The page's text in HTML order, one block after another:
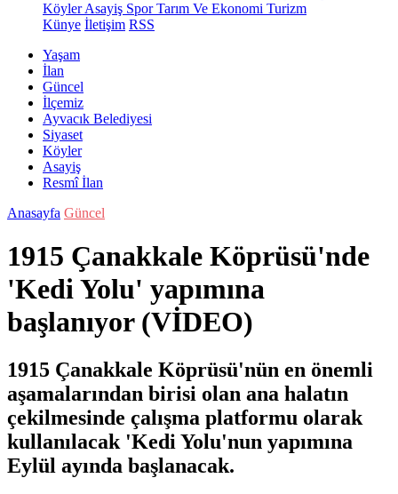
KöylerAsayiş SporTarım Ve Ekonomi Turizm
Künye İletişim RSS
Yaşam
İlan
Güncel
İlçemiz
Ayvacık Belediyesi
Siyaset
Köyler
Asayiş
Resmî İlan
Anasayfa Güncel
1915 Çanakkale Köprüsü'nde
'Kedi Yolu' yapımına
başlanıyor (VİDEO)
1915 Çanakkale Köprüsü'nün en önemli
aşamalarından birisi olan ana halatın
çekilmesinde çalışma platformu olarak
kullanılacak 'Kedi Yolu'nun yapımına
Eylül ayında başlanacak.